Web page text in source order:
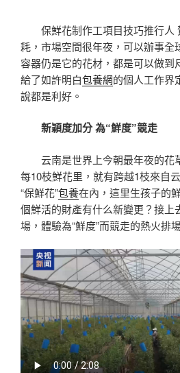
保鮮花制作工項目技巧推行人
耗，市場空間很年夜，可以辦事全
容器仍是它的花材，都是可以做到
給了如許明白包養網的個人工作界
說都是利好。
新穎度加分 為“鮮度”競走
云南是世界上今朝最年夜的花
每10枝鮮花里，就有跨越1枝來自
“保鮮花”包養在內，這里生孩子的
個鮮活的財產有什么新變更？接上
場，體驗為“鮮度”而競走的熱火排